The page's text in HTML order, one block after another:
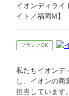
の
める
ま
・現
な
す。
イオンディライ
イト／福岡M】
ブランクOK
私たちイオンデ
し、イオンの商
担当しています